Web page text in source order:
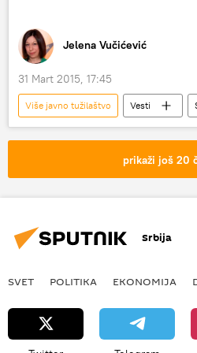
Jelena Vučićević
31 Mart 2015, 17:45
Više javno tužilaštvo Vesti
prikaži još 20
Srbija
SVET POLITIKA EKONOMIJA